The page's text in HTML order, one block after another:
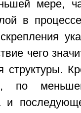
мере,
в
чего
структуры.
по
и